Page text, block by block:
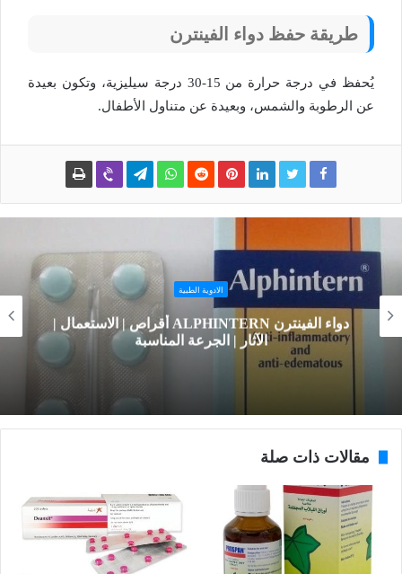
طريقة حفظ دواء الفينترن
يُحفظ في درجة حرارة من 15-30 درجة سيليزية، وتكون بعيدة
عن الرطوبة والشمس، وبعيدة عن متناول الأطفال.
الادوية الطبية
دواء الفينترن ALPHINTERN أقراص | الاستعمال |
الآثار | الجرعة المناسبة
مقالات ذات صلة